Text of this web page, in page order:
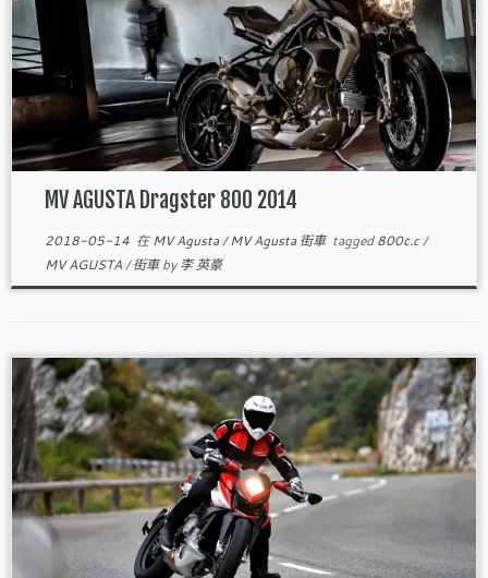
MV AGUSTA Dragster 800 2014
2018-05-14在MV Agusta/MV Agusta 街車 tagged800c.c/
MV AGUSTA/街車by李 英豪